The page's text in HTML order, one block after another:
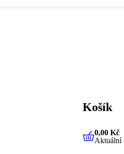
Košík
0,00
0,00 Kč
Aktuální